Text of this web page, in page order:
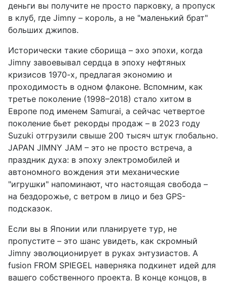
деньги вы получите не просто парковку, а пропуск
в клуб, где Jimny – король, а не "маленький брат"
больших джипов.
Исторически такие сборища – эхо эпохи, когда
Jimny завоевывал сердца в эпоху нефтяных
кризисов 1970-х, предлагая экономию и
проходимость в одном флаконе. Вспомним, как
третье поколение (1998–2018) стало хитом в
Европе под именем Samurai, а сейчас четвертое
поколение бьет рекорды продаж – в 2023 году
Suzuki отгрузили свыше 200 тысяч штук глобально.
JAPAN JIMNY JAM – это не просто встреча, а
праздник духа: в эпоху электромобилей и
автономного вождения эти механические
"игрушки" напоминают, что настоящая свобода –
на бездорожье, с ветром в лицо и без GPS-
подсказок.
Если вы в Японии или планируете тур, не
пропустите – это шанс увидеть, как скромный
Jimny эволюционирует в руках энтузиастов. А
fusion FROM SPIEGEL наверняка подкинет идей для
вашего собственного проекта. В конце концов, в